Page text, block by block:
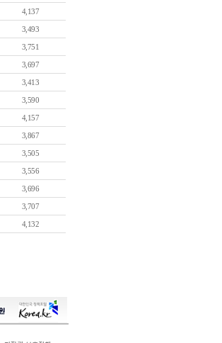
4,137
3,493
3,751
3,697
3,413
3,590
4,157
3,867
3,505
3,556
3,696
3,707
4,132